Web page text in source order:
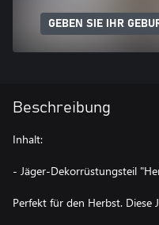
GEBEN SIE IHR
Beschreibung
Inhalt:
- Jäger-Dekorrüstungsteil
Perfekt für den Herbst. Diese